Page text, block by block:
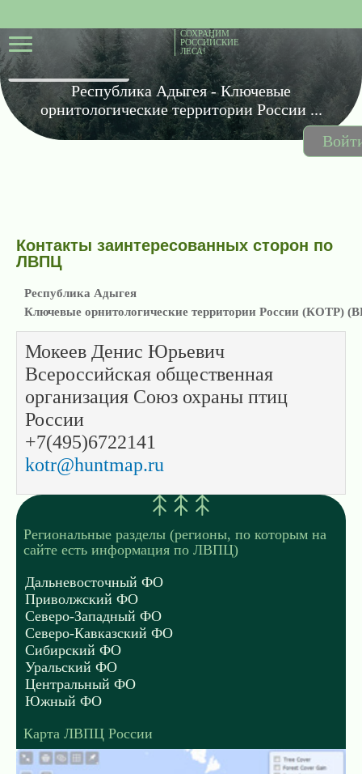
Республика Адыгея - Ключевые
орнитологические территории России ...
Контакты заинтересованных сторон по
ЛВПЦ
Республика Адыгея
Ключевые орнитологические территории России (КОТР)
Мокеев Денис Юрьевич
Всероссийская общественная
организация Союз охраны птиц
России
+7(495)6722141
kotr@huntmap.ru
Региональные разделы (регионы, по которым на
сайте есть информация по ЛВПЦ)
Дальневосточный ФО
Приволжский ФО
Северо-Западный ФО
Северо-Кавказский ФО
Сибирский ФО
Уральский ФО
Центральный ФО
Южный ФО
Карта ЛВПЦ России
СОХРАНИМ
РОССИЙСКИЕ
ЛЕСА!